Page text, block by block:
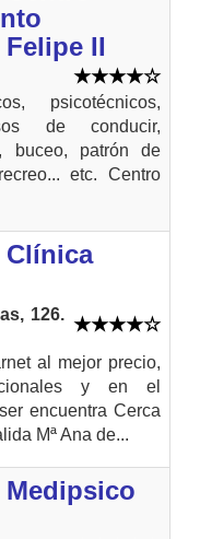
II
psicotécnicos,
de conducir,
buceo, patrón de
etc. Centro
Clínica
126.
al mejor precio,
y en el
encuentra Cerca
Mª Ana de...
Medipsico